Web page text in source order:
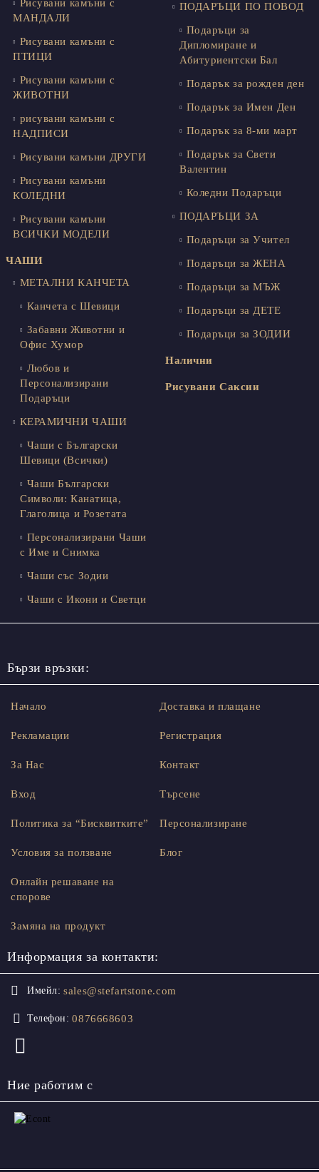
Рисувани камъни с
МАНДАЛИ
Рисувани камъни с
ПТИЦИ
Рисувани камъни с
ЖИВОТНИ
рисувани камъни с
НАДПИСИ
Рисувани камъни ДРУГИ
Рисувани камъни
КОЛЕДНИ
Рисувани камъни
ВСИЧКИ МОДЕЛИ
ЧАШИ
МЕТАЛНИ КАНЧЕТА
Канчета с Шевици
Забавни Животни и
Офис Хумор
Любов и
Персонализирани
Подаръци
КЕРАМИЧНИ ЧАШИ
Чаши с Български
Шевици (Всички)
Чаши Български
Символи: Канатица,
Глаголица и Розетата
Персонализирани Чаши
с Име и Снимка
Чаши със Зодии
Чаши с Икони и Светци
ПОДАРЪЦИ ПО ПОВОД
Подаръци за
Дипломиране и
Абитуриентски Бал
Подарък за рожден ден
Подарък за Имен Ден
Подарък за 8-ми март
Подарък за Свети
Валентин
Коледни Подаръци
ПОДАРЪЦИ ЗА
Подаръци за Учител
Подаръци за ЖЕНА
Подаръци за МЪЖ
Подаръци за ДЕТЕ
Подаръци за ЗОДИИ
Налични
Рисувани Саксии
Бързи връзки:
Начало
Рекламации
За Нас
Вход
Доставка и плащане
Регистрация
Контакт
Търсене
Политика за “Бисквитките”
Условия за ползване
Онлайн решаване на
спорове
Замяна на продукт
Персонализиране
Блог
Информация за контакти:
Имейл: sales@stefartstone.com
Телефон: 0876668603
Ние работим с